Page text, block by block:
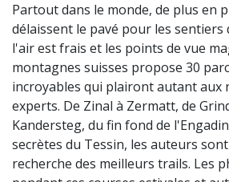
Partout dans le monde, de plus en
délaissent le pavé pour les sentiers
l'air est frais et les points de vue
montagnes suisses propose 30
incroyables qui plairont autant aux
experts. De Zinal à Zermatt, de
Kandersteg, du fin fond de
secrètes du Tessin, les auteurs
recherche des meilleurs trails. Les